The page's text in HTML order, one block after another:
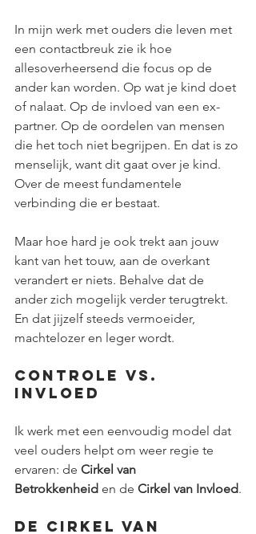
In mijn werk met ouders die leven met
een contactbreuk zie ik hoe
allesoverheersend die focus op de
ander kan worden. Op wat je kind doet
of nalaat. Op de invloed van een ex-
partner. Op de oordelen van mensen
die het toch niet begrijpen. En dat is zo
menselijk, want dit gaat over je kind.
Over de meest fundamentele
verbinding die er bestaat.
Maar hoe hard je ook trekt aan jouw
kant van het touw, aan de overkant
verandert er niets. Behalve dat de
ander zich mogelijk verder terugtrekt.
En dat jijzelf steeds vermoeider,
machtelozer en leger wordt.
Controle vs.
Invloed
Ik werk met een eenvoudig model dat
veel ouders helpt om weer regie te
ervaren: de Cirkel van
Betrokkenheid en de Cirkel van Invloed.
De cirkel van